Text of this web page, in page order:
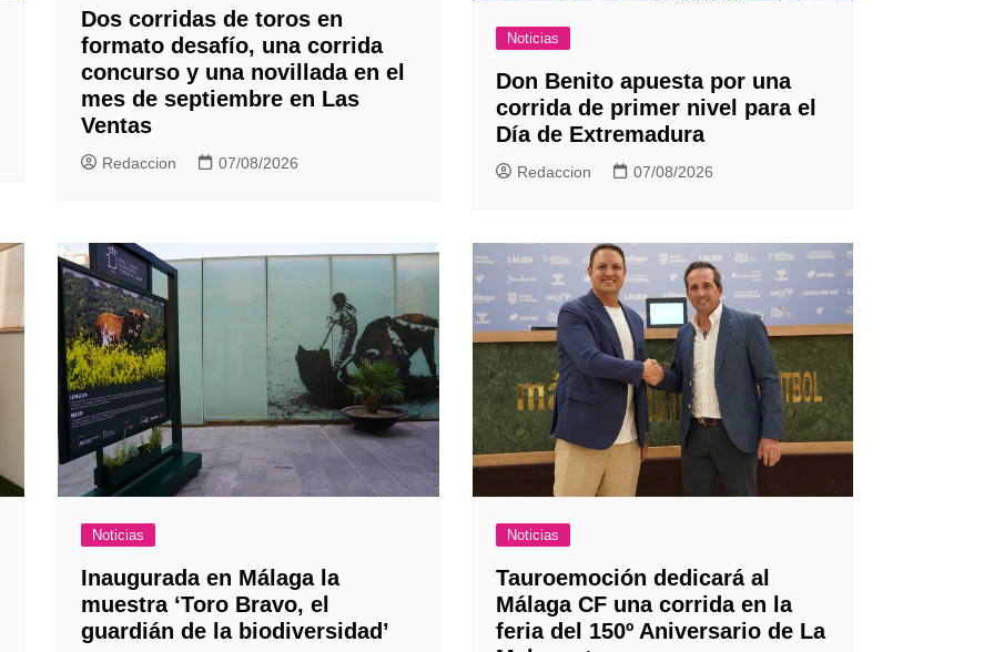
Dos corridas de toros en
formato desafío, una corrida
concurso y una novillada en el
mes de septiembre en Las
Ventas
Redaccion 07/08/2026
Noticias
Don Benito apuesta por una
corrida de primer nivel para el
Día de Extremadura
Redaccion 07/08/2026
Noticias
Inaugurada en Málaga la
muestra ‘Toro Bravo, el
guardián de la biodiversidad’
Noticias
Tauroemoción dedicará al
Málaga CF una corrida en la
feria del 150º Aniversario de La